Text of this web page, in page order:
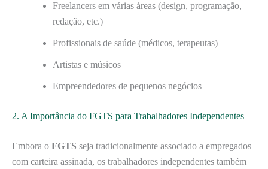
Freelancers em várias áreas (design, programação,
redação, etc.)
Profissionais de saúde (médicos, terapeutas)
Artistas e músicos
Empreendedores de pequenos negócios
2. A Importância do FGTS para Trabalhadores Independentes
Embora o FGTS seja tradicionalmente associado a empregados
com carteira assinada, os trabalhadores independentes também